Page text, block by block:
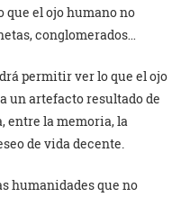
que el ojo humano no
conglomerados…
permitir ver lo que el ojo
un artefacto resultado de
entre la memoria, la
de vida decente.
humanidades que no